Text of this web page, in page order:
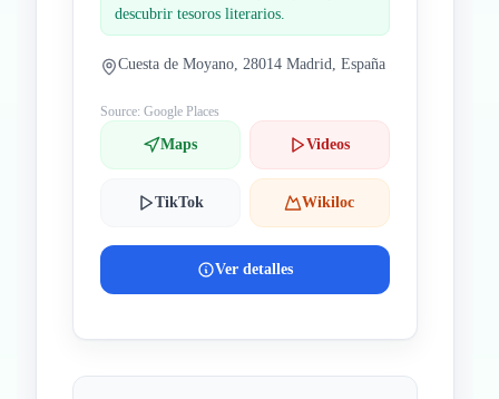
descubrir tesoros literarios.
Cuesta de Moyano, 28014 Madrid, España
Source: Google Places
Maps Videos
TikTok Wikiloc
Ver detalles